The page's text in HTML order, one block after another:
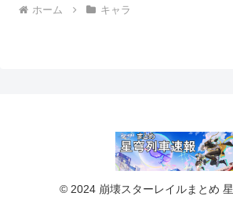
ホーム キャラ
© 2024 崩壊スターレイルまとめ